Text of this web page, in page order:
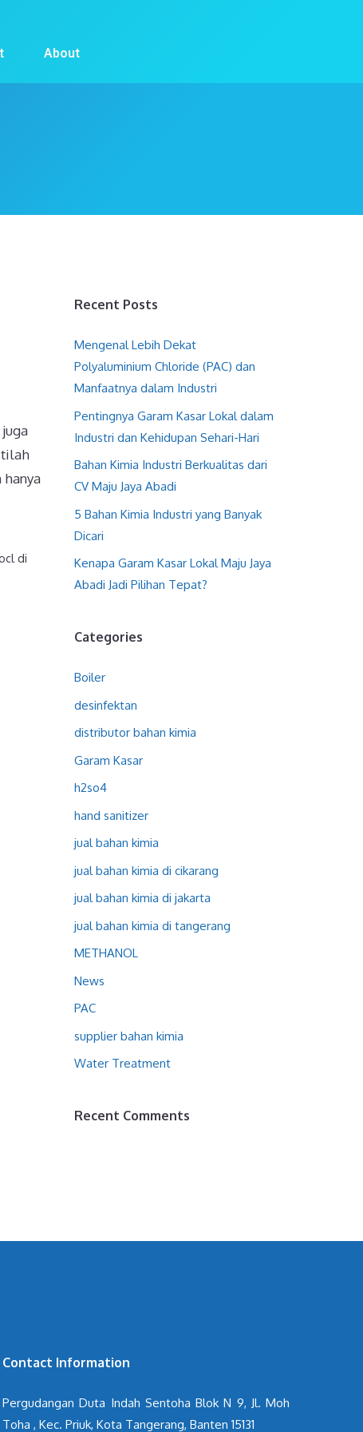
About
hanya
di
Recent Posts
Mengenal Lebih Dekat
Polyaluminium Chloride (PAC) dan
Manfaatnya dalam Industri
Pentingnya Garam Kasar Lokal dalam
Industri dan Kehidupan Sehari-Hari
Bahan Kimia Industri Berkualitas dari
CV Maju Jaya Abadi
5 Bahan Kimia Industri yang Banyak
Dicari
Kenapa Garam Kasar Lokal Maju Jaya
Abadi Jadi Pilihan Tepat?
Categories
Boiler
desinfektan
distributor bahan kimia
Garam Kasar
h2so4
hand sanitizer
jual bahan kimia
jual bahan kimia di cikarang
jual bahan kimia di jakarta
jual bahan kimia di tangerang
METHANOL
News
PAC
supplier bahan kimia
Water Treatment
Recent Comments
Contact Information
Pergudangan Duta Indah Sentoha Blok N 9, Jl. Moh
Toha , Kec. Priuk, Kota Tangerang, Banten 15131